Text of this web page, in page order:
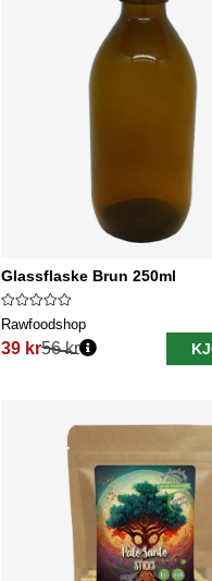
Glassflaske Brun 250ml
Rawfoodshop
39 kr
Vanlig pris:
56 kr